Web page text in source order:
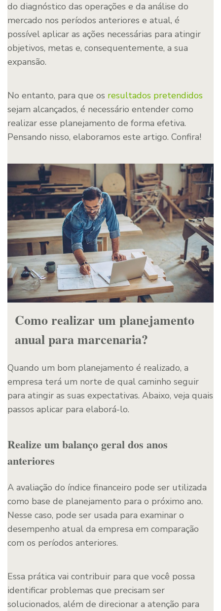
do diagnóstico das operações e da análise do
mercado nos períodos anteriores e atual, é
possível aplicar as ações necessárias para atingir
objetivos, metas e, consequentemente, a sua
expansão.
No entanto, para que os resultados pretendidos
sejam alcançados, é necessário entender como
realizar esse planejamento de forma efetiva.
Pensando nisso, elaboramos este artigo. Confira!
Como realizar um planejamento
anual para marcenaria?
Quando um bom planejamento é realizado, a
empresa terá um norte de qual caminho seguir
para atingir as suas expectativas. Abaixo, veja quais
passos aplicar para elaborá-lo.
Realize um balanço geral dos anos
anteriores
A avaliação do índice financeiro pode ser utilizada
como base de planejamento para o próximo ano.
Nesse caso, pode ser usada para examinar o
desempenho atual da empresa em comparação
com os períodos anteriores.
Essa prática vai contribuir para que você possa
identificar problemas que precisam ser
solucionados, além de direcionar a atenção para